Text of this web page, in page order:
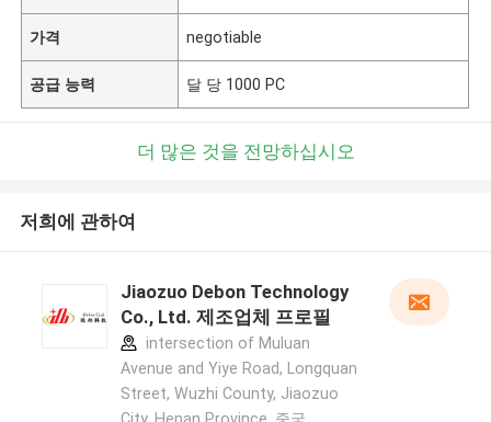
가격 negotiable
공급 능력 달 당 1000 PC
더 많은 것을 전망하십시오
저희에 관하여
Jiaozuo Debon Technology
Co., Ltd. 제조업체 프로필
intersection of Muluan
Avenue and Yiye Road, Longquan
Street, Wuzhi County, Jiaozuo